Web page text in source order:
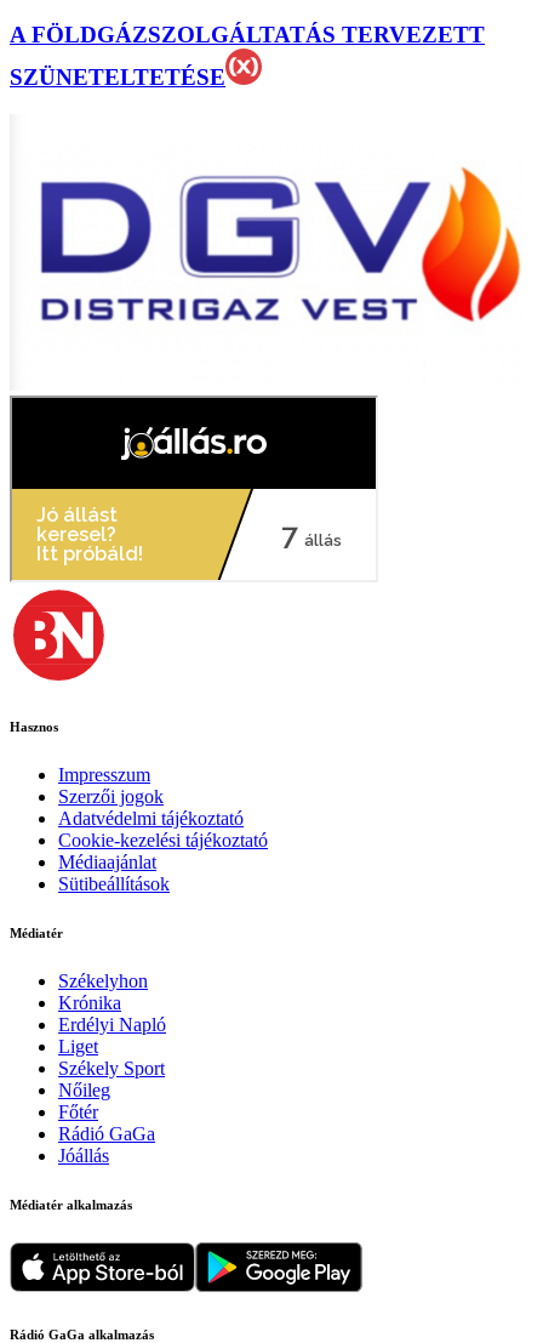
A FÖLDGÁZSZOLGÁLTATÁS TERVEZETT
SZÜNETELTETÉSE
Hasznos
Impresszum
Szerzői jogok
Adatvédelmi tájékoztató
Cookie-kezelési tájékoztató
Médiaajánlat
Sütibeállítások
Médiatér
Székelyhon
Krónika
Erdélyi Napló
Liget
Székely Sport
Nőileg
Főtér
Rádió GaGa
Jóállás
Médiatér alkalmazás
Rádió GaGa alkalmazás